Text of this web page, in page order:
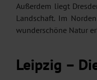
Außerdem liegt
Landschaft. Im
wunderschöne Natur
Leipzig –